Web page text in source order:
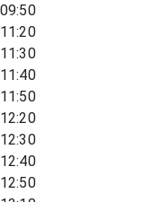
09:50
11:20
11:30
11:40
11:50
12:20
12:30
12:40
12:50